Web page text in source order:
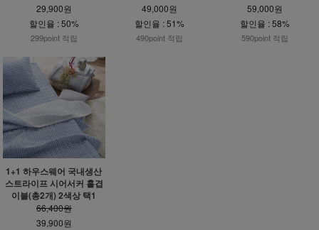
29,900원
할인율 : 50%
299point 적립
49,000원
할인율 : 51%
490point 적립
59,000원
할인율 : 58%
590point 적립
1+1 하우스웨어 국내생산
스트라이프 시어서커 홑겹
이불(총2개) 2색상 택1
66,400원
39,900원